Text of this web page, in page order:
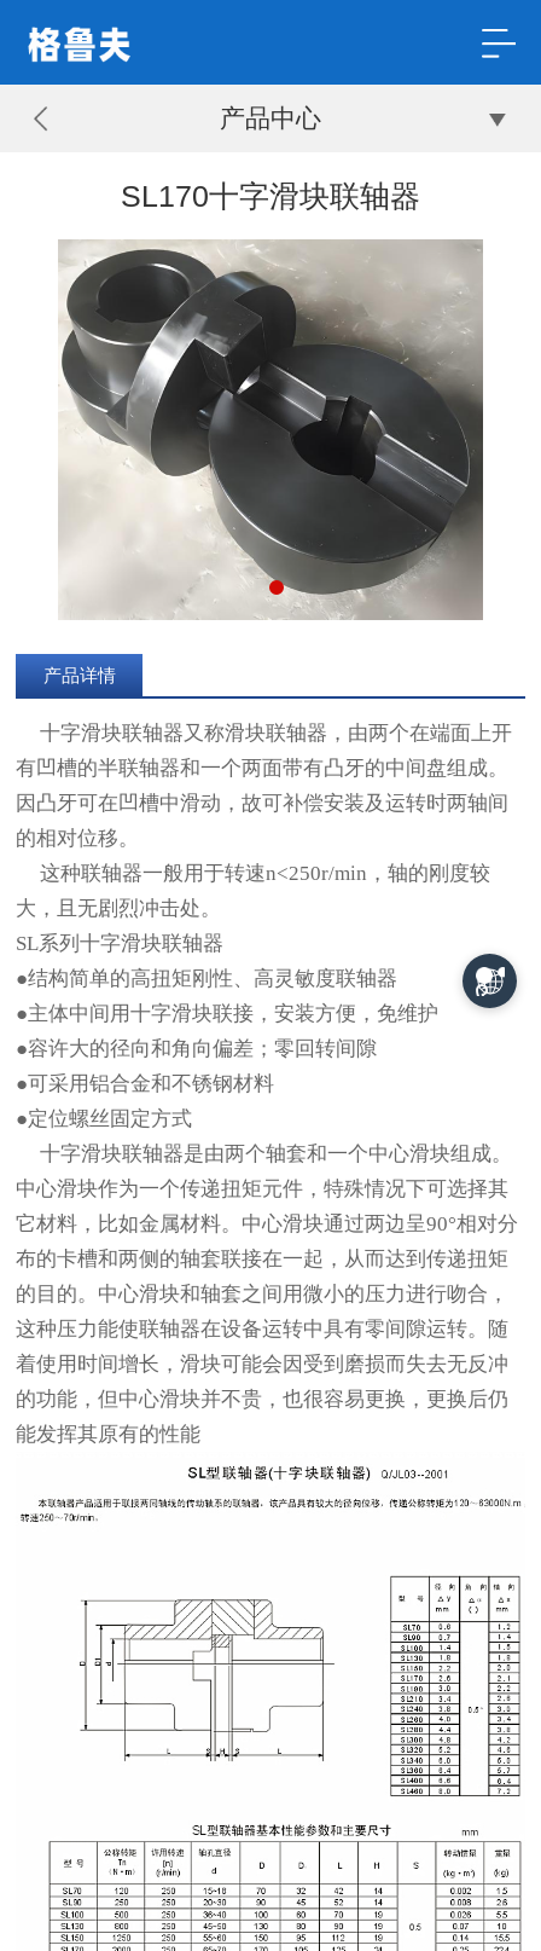
产品中心
SL170十字滑块联轴器
产品详情
十字滑块联轴器又称滑块联轴器，由两个在端面上开
有凹槽的半联轴器和一个两面带有凸牙的中间盘组成。
因凸牙可在凹槽中滑动，故可补偿安装及运转时两轴间
的相对位移。
这种联轴器一般用于转速n<250r/min，轴的刚度较
大，且无剧烈冲击处。
SL系列十字滑块联轴器
●结构简单的高扭矩刚性、高灵敏度联轴器
●主体中间用十字滑块联接，安装方便，免维护
●容许大的径向和角向偏差；零回转间隙
●可采用铝合金和不锈钢材料
●定位螺丝固定方式
十字滑块联轴器是由两个轴套和一个中心滑块组成。
中心滑块作为一个传递扭矩元件，特殊情况下可选择其
它材料，比如金属材料。中心滑块通过两边呈90°相对分
布的卡槽和两侧的轴套联接在一起，从而达到传递扭矩
的目的。中心滑块和轴套之间用微小的压力进行吻合，
这种压力能使联轴器在设备运转中具有零间隙运转。随
着使用时间增长，滑块可能会因受到磨损而失去无反冲
的功能，但中心滑块并不贵，也很容易更换，更换后仍
能发挥其原有的性能